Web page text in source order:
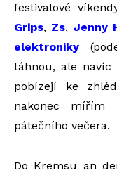
festivalové
Grips, Zs, Jenny
elektroniky
táhnou, ale
pobízejí ke
nakonec mířím
pátečního večera.
Do Kremsu an